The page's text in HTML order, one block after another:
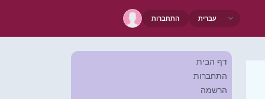
התחברות
דף הבית
התחברות
הרשמה